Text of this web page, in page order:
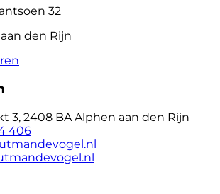
32
den Rijn
3, 2408 BA Alphen aan den Rijn
406